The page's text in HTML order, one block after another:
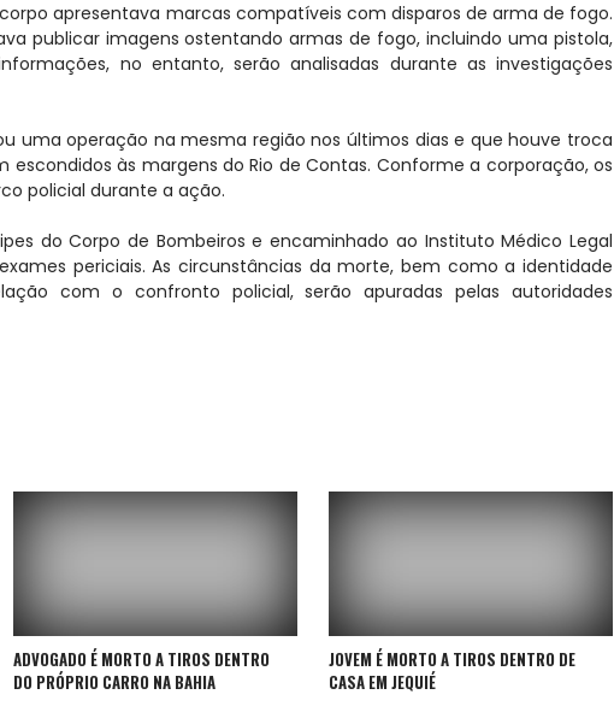
apresentava marcas compatíveis com disparos de arma de fogo.
publicar imagens ostentando armas de fogo, incluindo uma pistola,
no entanto, serão analisadas durante as investigações
uma operação na mesma região nos últimos dias e que houve troca
às margens do Rio de Contas. Conforme a corporação, os
policial durante a ação.
do Corpo de Bombeiros e encaminhado ao Instituto Médico Legal
periciais. As circunstâncias da morte, bem como a identidade
com o confronto policial, serão apuradas pelas autoridades
ADVOGADO É MORTO A TIROS DENTRO
DO PRÓPRIO CARRO NA BAHIA
JOVEM É MORTO A TIROS DENTRO DE
CASA EM JEQUIÉ